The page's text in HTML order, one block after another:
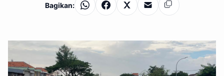
Bagikan: WhatsAppFacebook
X EmailSalin